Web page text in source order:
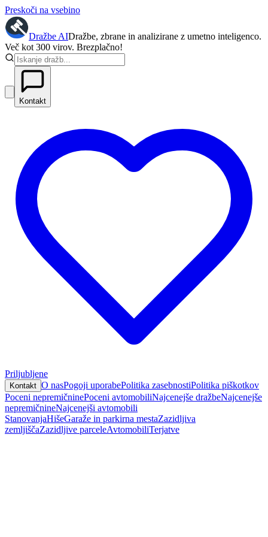
Preskoči na vsebino
Dražbe AIDražbe, zbrane in analizirane z umetno inteligenco.
Več kot 300 virov. Brezplačno!
Kontakt
Priljubljene
Kontakt O nasPogoji uporabePolitika zasebnostiPolitika piškotkov
Poceni nepremičninePoceni avtomobiliNajcenejše dražbeNajcenejše
nepremičnineNajcenejši avtomobili
StanovanjaHišeGaraže in parkirna mestaZazidljiva
zemljiščaZazidljive parceleAvtomobiliTerjatve